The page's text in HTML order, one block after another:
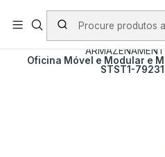
PORTES INCLUÍDOS EM
Início PRODUTOS
Oficina Móvel e Modular e
STST1-